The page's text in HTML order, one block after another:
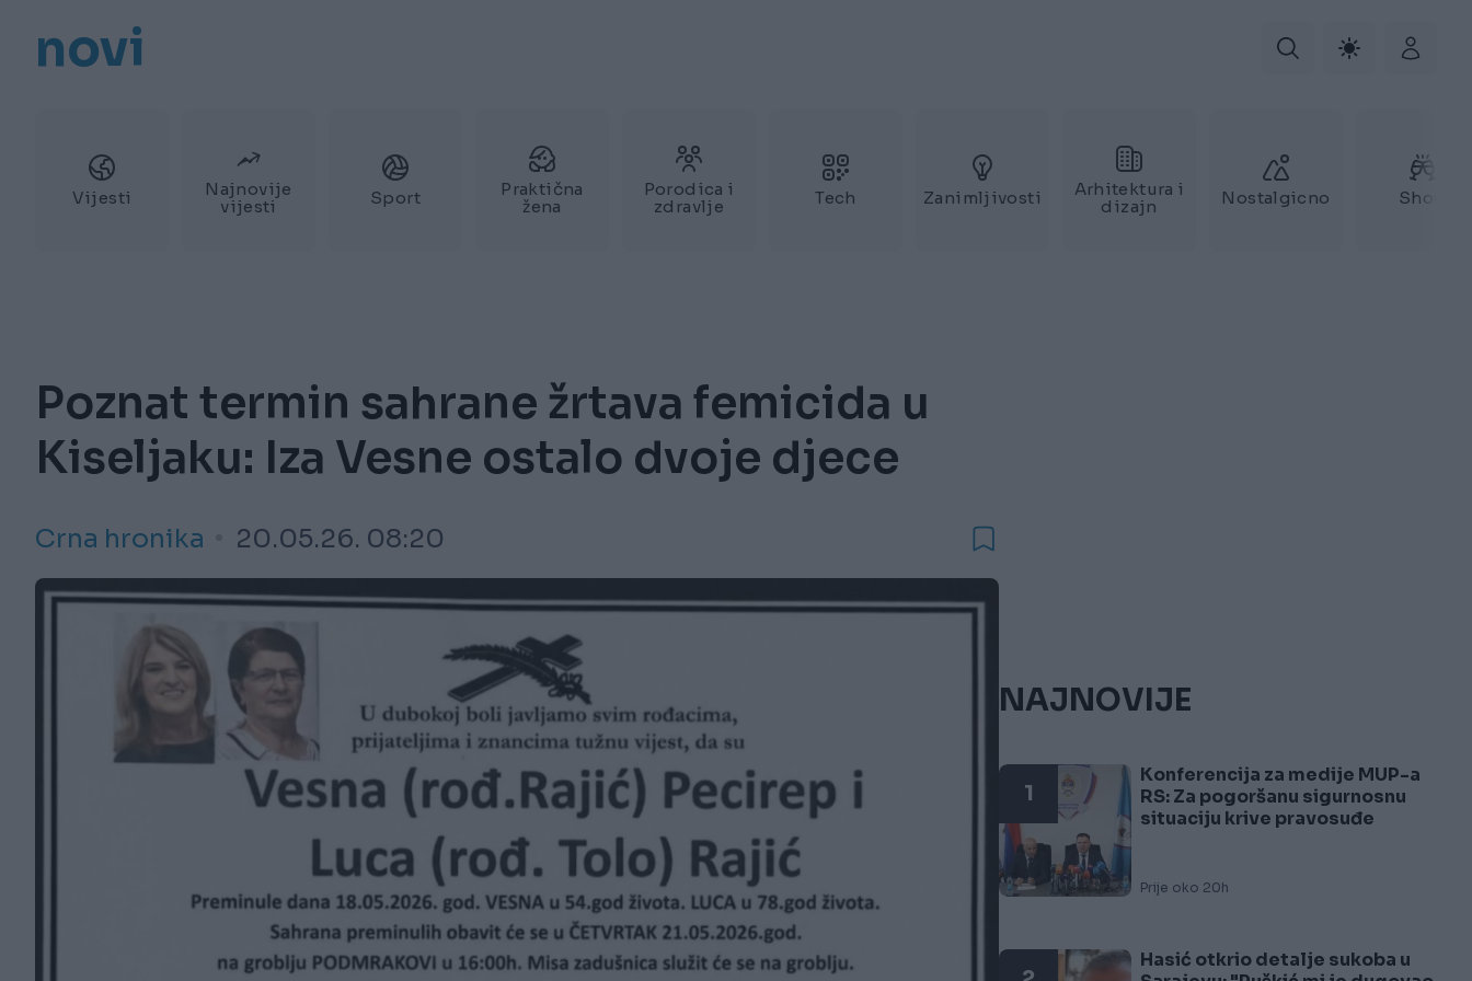
novi
Vijesti
Najnovije
vijesti
Sport
Praktična
žena
Porodica i
zdravlje
Tech Zanimljivosti
Arhitektura i
dizajn
Nostalgicno Show
Poznat termin sahrane žrtava femicida u
Kiseljaku: Iza Vesne ostalo dvoje djece
Crna hronika 20.05.26. 08:20
NAJNOVIJE
1
Konferencija za medije MUP-a
RS: Za pogoršanu sigurnosnu
situaciju krive pravosuđe
Prije oko 20h
Hasić otkrio detalje sukoba u